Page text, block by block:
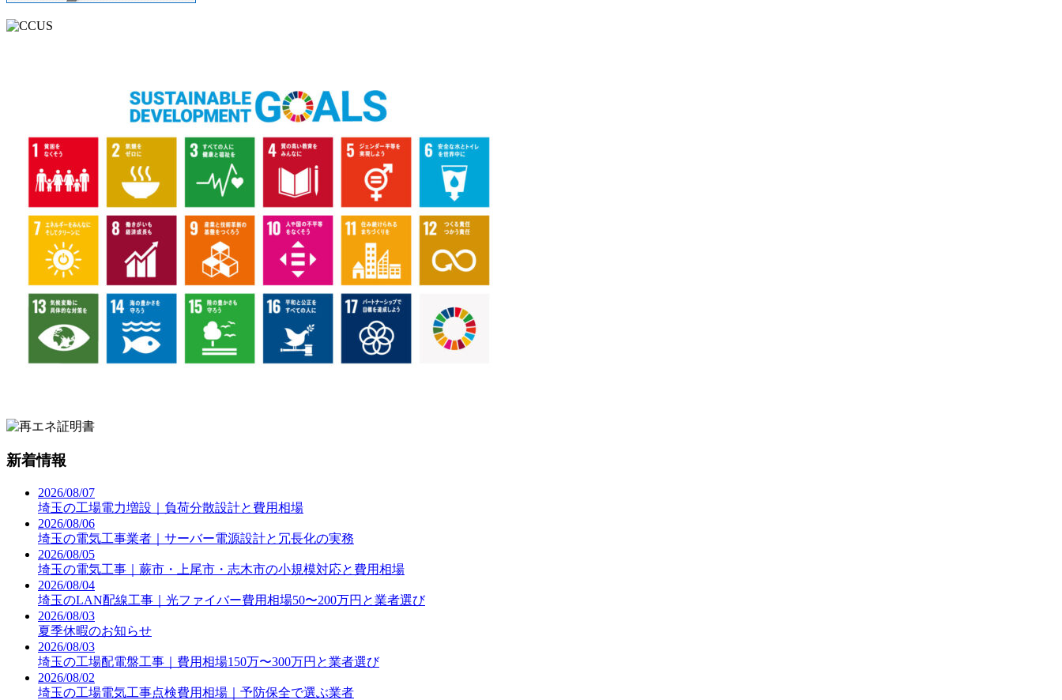
新着情報
2026/08/07
埼玉の工場電力増設｜負荷分散設計と費用相場
2026/08/06
埼玉の電気工事業者｜サーバー電源設計と冗長化の実務
2026/08/05
埼玉の電気工事｜蕨市・上尾市・志木市の小規模対応と費用相場
2026/08/04
埼玉のLAN配線工事｜光ファイバー費用相場50〜200万円と業者選び
2026/08/03
夏季休暇のお知らせ
2026/08/03
埼玉の工場配電盤工事｜費用相場150万〜300万円と業者選び
2026/08/02
埼玉の工場電気工事点検費用相場｜予防保全で選ぶ業者